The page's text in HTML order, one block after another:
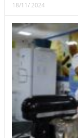
18/11/ 2024